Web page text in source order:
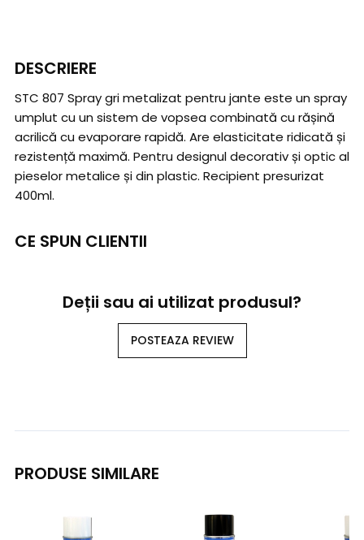
DESCRIERE
STC 807 Spray gri metalizat pentru jante este un spray
umplut cu un sistem de vopsea combinată cu rășină
acrilică cu evaporare rapidă. Are elasticitate ridicată și
rezistență maximă. Pentru designul decorativ și optic al
pieselor metalice și din plastic. Recipient presurizat
400ml.
CE SPUN CLIENTII
Deții sau ai utilizat produsul?
POSTEAZA REVIEW
PRODUSE SIMILARE